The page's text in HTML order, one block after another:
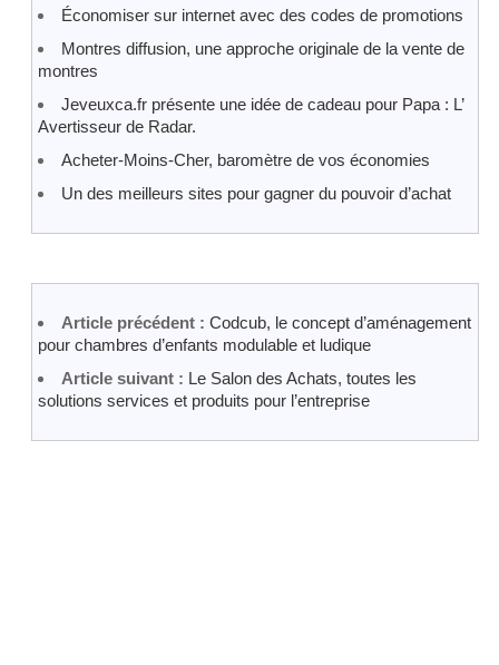
Économiser sur internet avec des codes de promotions
Montres diffusion, une approche originale de la vente de
montres
Jeveuxca.fr présente une idée de cadeau pour Papa : L’
Avertisseur de Radar.
Acheter-Moins-Cher, baromètre de vos économies
Un des meilleurs sites pour gagner du pouvoir d’achat
Article précédent : Codcub, le concept d’aménagement
pour chambres d’enfants modulable et ludique
Article suivant : Le Salon des Achats, toutes les
solutions services et produits pour l’entreprise